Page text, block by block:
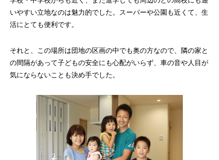
いやすい立地なのは魅力的でした。スーパーや公園も近くて、生
活にとても便利です。
それと、この場所は団地の区画の中でも奥の方なので、隣の家と
の間隔があって子どもの安全にも心配がいらず、車の音や人目が
気にならないことも決め手でした。